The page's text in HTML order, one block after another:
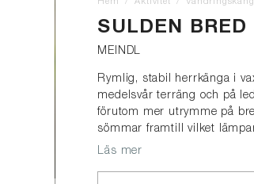
Hem Aktivitet
SULDEN BRED
MEINDL
Rymlig, stabil herrkänga i
medelsvår terräng och på
förutom mer utrymme på
sömmar framtill vilket
Läs mer